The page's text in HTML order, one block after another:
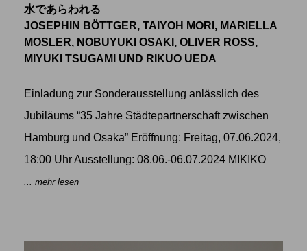
水であらわれる
JOSEPHIN BÖTTGER, TAIYOH MORI, MARIELLA
MOSLER, NOBUYUKI OSAKI, OLIVER ROSS,
MIYUKI TSUGAMI UND RIKUO UEDA
Einladung zur Sonderausstellung anlässlich des
Jubiläums “35 Jahre Städtepartnerschaft zwischen
Hamburg und Osaka” Eröffnung: Freitag, 07.06.2024,
18:00 Uhr Ausstellung: 08.06.-06.07.2024 MIKIKO
... mehr lesen